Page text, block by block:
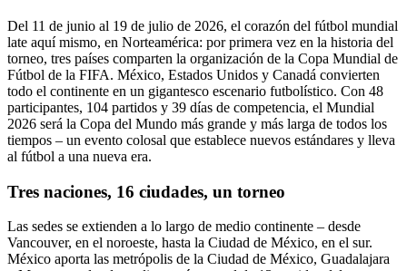
Del 11 de junio al 19 de julio de 2026, el corazón del fútbol mundial
late aquí mismo, en Norteamérica: por primera vez en la historia del
torneo, tres países comparten la organización de la Copa Mundial de
Fútbol de la FIFA. México, Estados Unidos y Canadá convierten
todo el continente en un gigantesco escenario futbolístico. Con 48
participantes, 104 partidos y 39 días de competencia, el Mundial
2026 será la Copa del Mundo más grande y más larga de todos los
tiempos – un evento colosal que establece nuevos estándares y lleva
al fútbol a una nueva era.
Tres naciones, 16 ciudades, un torneo
Las sedes se extienden a lo largo de medio continente – desde
Vancouver, en el noroeste, hasta la Ciudad de México, en el sur.
México aporta las metrópolis de la Ciudad de México, Guadalajara